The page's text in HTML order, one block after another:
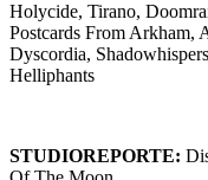
Holycide, Tirano,
Postcards From Arkham,
Dyscordia,
Helliphants
STUDIOREPORTE: